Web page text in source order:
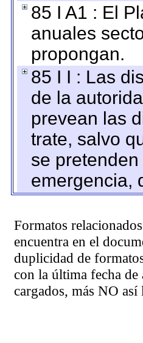
85 I A1 : El
anuales
propongan.
85 I I : Las
de la
prevean las
trate, salvo
se
emergencia,
Formatos
encuentra en el
duplicidad de
con la última fecha
cargados, más NO